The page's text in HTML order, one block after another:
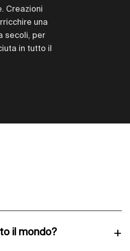
Creazioni
una
secoli, per
in tutto il
il mondo? +